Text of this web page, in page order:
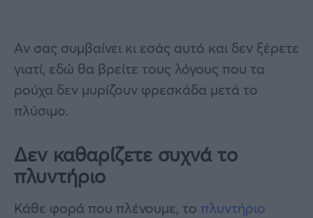
Αν σας συμβαίνει κι εσάς αυτό και δεν ξέρετε
γιατί, εδώ θα βρείτε τους λόγους που τα
ρούχα δεν μυρίζουν φρεσκάδα μετά το
πλύσιμο.
Δεν καθαρίζετε συχνά το
πλυντήριο
Κάθε φορά που πλένουμε, το πλυντήριο